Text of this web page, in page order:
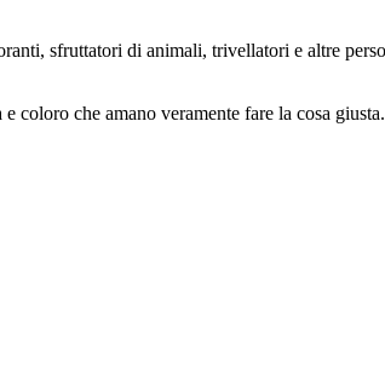
sfruttatori di animali, trivellatori e altre
coloro che amano veramente fare la cosa giusta.